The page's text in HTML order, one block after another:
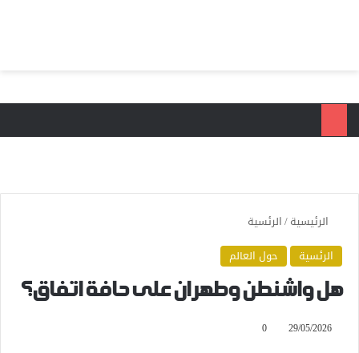
الرئيسية/الرئسية
الرئسية
حول العالم
هل واشنطن وطهران على حافة اتفاق؟
29/05/2026
0